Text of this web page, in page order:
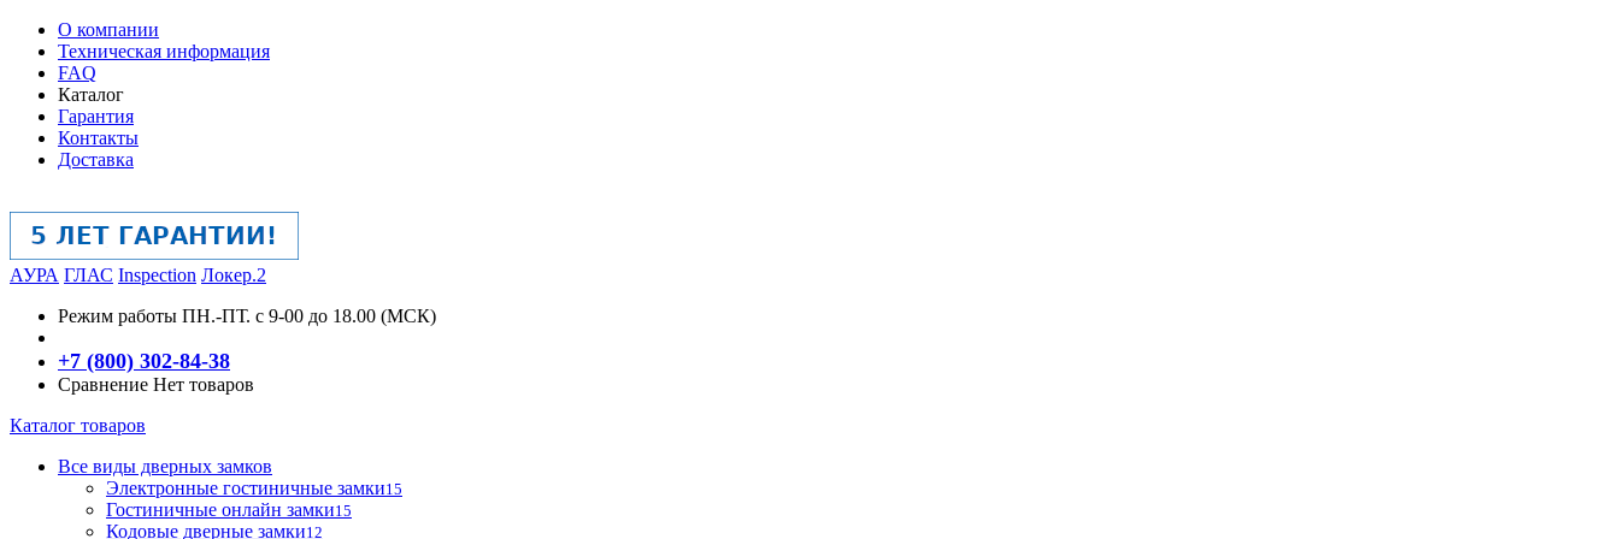
О компании
Техническая информация
FAQ
Каталог
Гарантия
Контакты
Доставка
АУРА ГЛАС Inspection Локер.2
Режим работы ПН.-ПТ. с 9-00 до 18.00 (МСК)
+7 (800) 302-84-38
Сравнение Нет товаров
Каталог товаров
Все виды дверных замков
Электронные гостиничные замки15
Гостиничные онлайн замки15
Кодовые дверные замки12